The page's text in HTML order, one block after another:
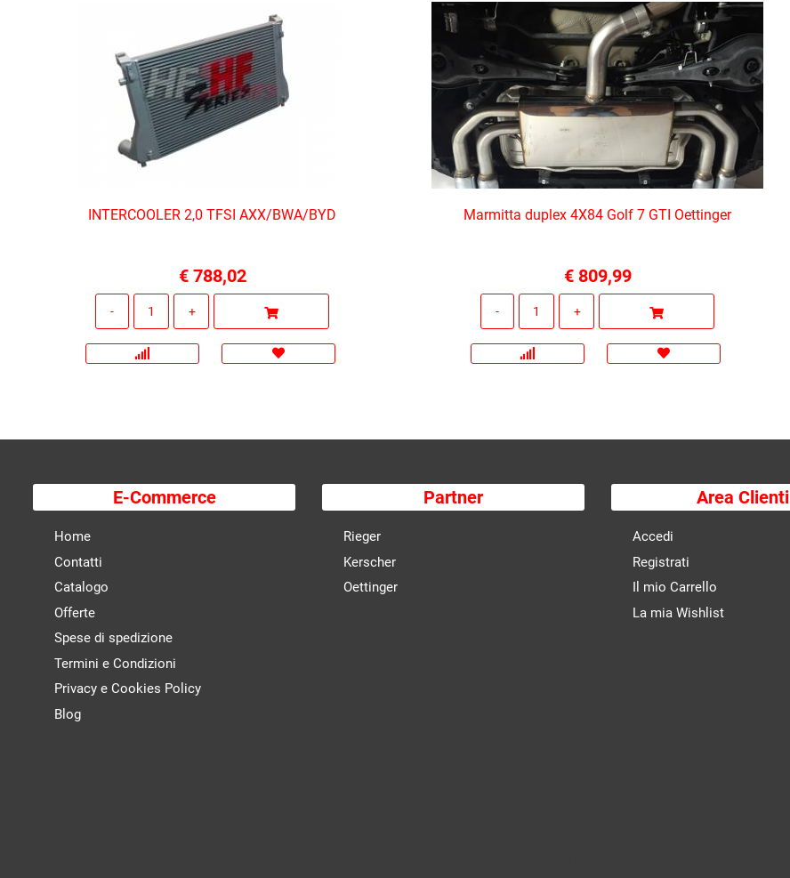
INTERCOOLER 2,0 TFSI AXX/BWA/BYD
€ 788,02
Marmitta duplex 4X84 Golf 7 GTI Oettinger
€ 809,99
E-Commerce
Home
Contatti
Catalogo
Offerte
Spese di spedizione
Termini e Condizioni
Privacy e Cookies Policy
Blog
Partner
Rieger
Kerscher
Oettinger
Area Clienti
Accedi
Registrati
Il mio Carrello
La mia Wishlist